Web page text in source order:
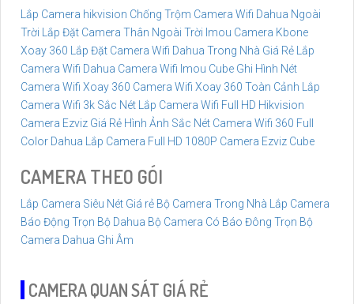
Lắp Camera hikvision Chống Trộm Camera Wifi Dahua Ngoài
Trời
Lắp Đặt Camera Thân Ngoài Trời Imou Camera Kbone
Xoay 360
Lắp Đặt Camera Wifi Dahua Trong Nhà Giá Rẻ
Lắp
Camera Wifi Dahua Camera Wifi Imou Cube Ghi Hình Nét
Camera Wifi Xoay 360 Camera Wifi Xoay 360 Toàn Cảnh
Lắp
Camera Wifi 3k Sắc Nét
Lắp Camera Wifi Full HD Hikvision
Camera Ezviz Giá Rẻ Hình Ảnh Sắc Nét Camera Wifi 360 Full
Color Dahua
Lắp Camera Full HD 1080P Camera Ezviz Cube
CAMERA THEO GÓI
Lắp Camera Siêu Nét Giá rẻ Bộ Camera Trong Nhà
Lắp Camera
Báo Động Trọn Bộ Dahua Bộ Camera Có Báo Đông Trọn Bộ
Camera Dahua Ghi Âm
CAMERA QUAN SÁT GIÁ RẺ